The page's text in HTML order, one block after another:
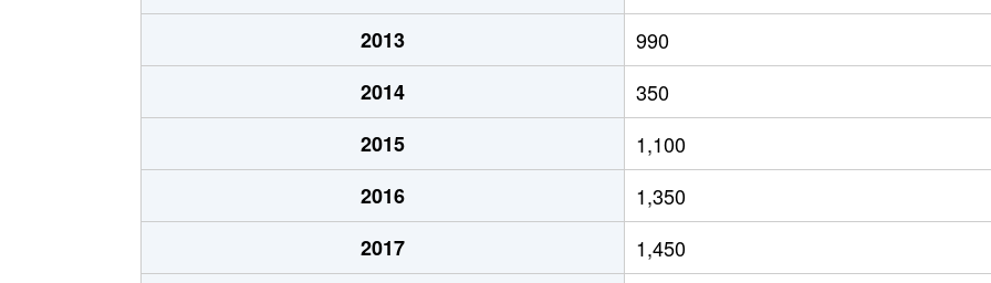
2013
990
2014
350
2015
1,100
2016
1,350
2017
1,450